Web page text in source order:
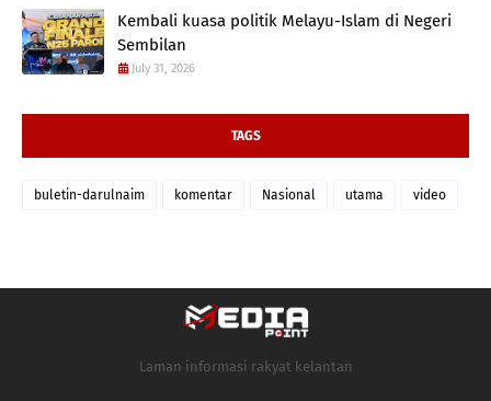
Kembali kuasa politik Melayu-Islam di Negeri
Sembilan
July 31, 2026
TAGS
buletin-darulnaim komentar Nasional utama video
Laman informasi rakyat kelantan